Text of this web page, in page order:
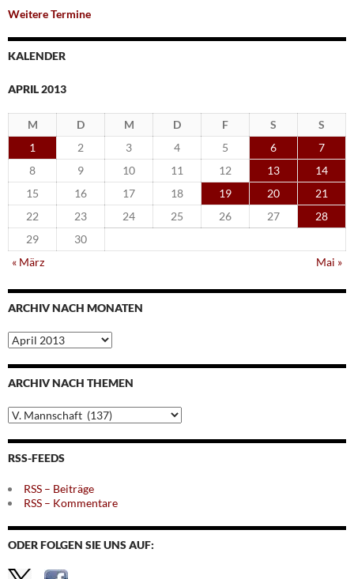
Weitere Termine
KALENDER
APRIL 2013
M D M D F S
S
1
2 3 4 5 6
7
8
9 10 11 12 13
14
15
16 17 18 19 20
21
22
23 24 25 26 27
28
29
30
« März
Mai »
ARCHIV NACH MONATEN
Archiv
nach
Monaten
ARCHIV NACH THEMEN
Archiv
nach
Themen
RSS-FEEDS
RSS – Beiträge
RSS – Kommentare
ODER FOLGEN SIE UNS AUF: